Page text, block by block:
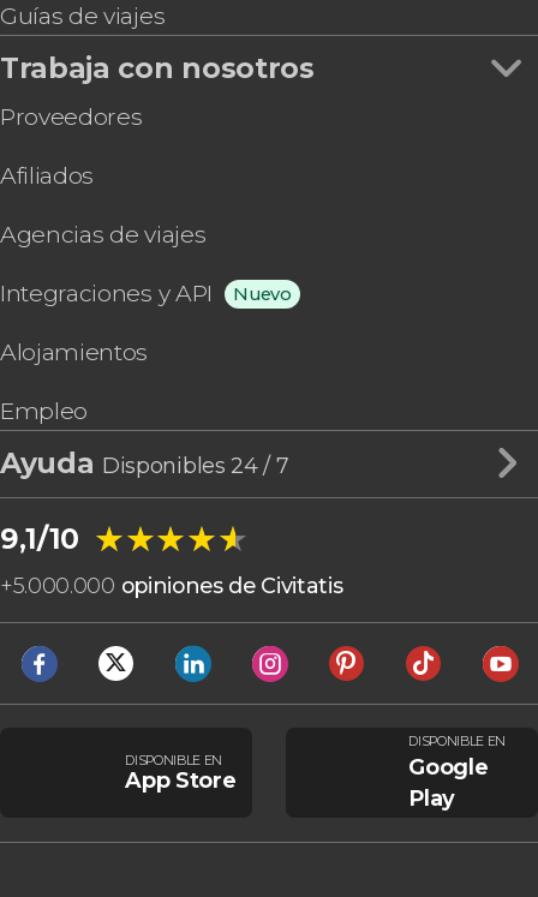
Guías de viajes
Trabaja con nosotros
Proveedores
Afiliados
Agencias de viajes
Integraciones y API Nuevo
Alojamientos
Empleo
Ayuda Disponibles 24 / 7
9,1/10 ★★★★★
★★★★★
+5.000.000 opiniones de Civitatis
DISPONIBLE EN
App Store
DISPONIBLE EN
Google
Play